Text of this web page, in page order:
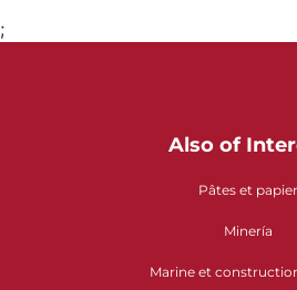
;
Also of
Pâtes et papier
Minería
Marine et